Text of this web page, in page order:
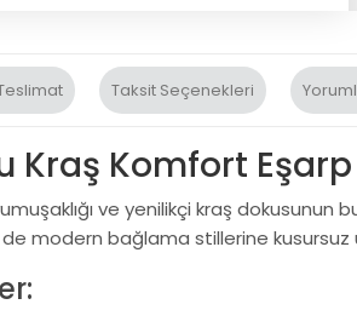
Taksit Seçenekleri
Kraş Komfort
ve yenilikçi kraş dokusunun
modern bağlama stillerine kusursuz